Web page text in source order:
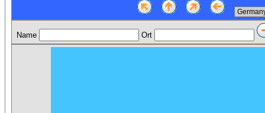
Name Ort